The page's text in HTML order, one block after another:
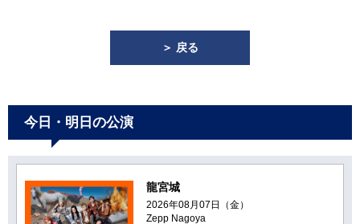
＞ 戻る
今日・明日の公演
龍宮城
2026年08月07日（金）
Zepp Nagoya